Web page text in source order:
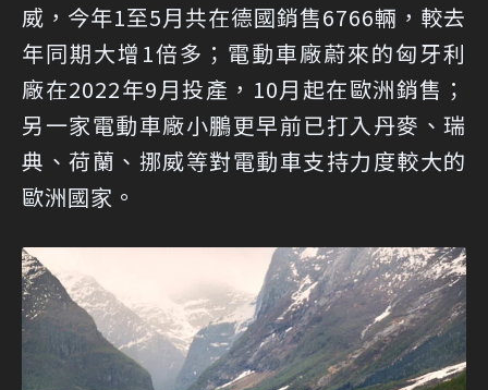
威，今年1至5月共在德國銷售6766輛，較去
年同期大增1倍多；電動車廠蔚來的匈牙利
廠在2022年9月投產，10月起在歐洲銷售；
另一家電動車廠小鵬更早前已打入丹麥、瑞
典、荷蘭、挪威等對電動車支持力度較大的
歐洲國家。